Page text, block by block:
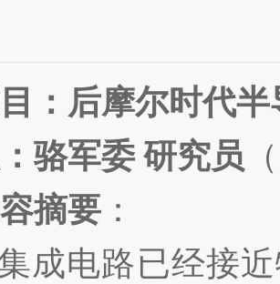
： 后摩尔时代
骆军委 研究员 （
摘要 ：
成电路已经接